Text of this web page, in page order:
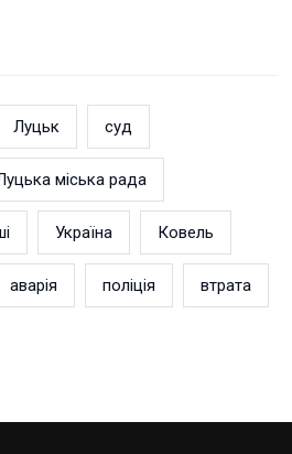
Луцьк суд
міська рада
Україна Ковель
аварія поліція втрата